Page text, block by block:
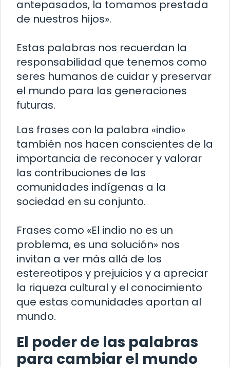
antepasados, la tomamos prestada
de nuestros hijos».
Estas palabras nos recuerdan la
responsabilidad que tenemos como
seres humanos de cuidar y preservar
el mundo para las generaciones
futuras.
Las frases con la palabra «indio»
también nos hacen conscientes de la
importancia de reconocer y valorar
las contribuciones de las
comunidades indígenas a la
sociedad en su conjunto.
Frases como «El indio no es un
problema, es una solución» nos
invitan a ver más allá de los
estereotipos y prejuicios y a apreciar
la riqueza cultural y el conocimiento
que estas comunidades aportan al
mundo.
El poder de las palabras
para cambiar el mundo